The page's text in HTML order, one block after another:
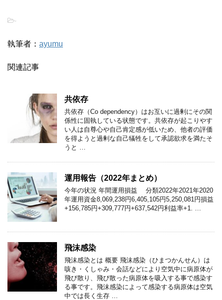
-
執筆者： ayumu
関連記事
共依存
共依存（Co dependency）はお互いに過剰にその関
係性に固執している状態です。共依存が起こりやす
い人は自尊心や自己肯定感が低いため、他者の評価
を得ようと過剰な自己犠牲をして承認欲求を満たそ
うと …
運用報告（2022年まとめ）
今年の状況 年間運用損益 分類2022年2021年2020
年運用資金8,069,238円6,405,105円5,250,081円損益
+156,785円+309,777円+637,542円利益率+1. …
飛沫感染
飛沫感染とは 概要 飛沫感染（ひまつかんせん）は
咳き・くしゃみ・会話などにより空気中に病原体が
飛び散り、飛び散った病原体を吸入する事で感染す
る事です。飛沫感染によって感染する病原体は空気
中では長く生存 …